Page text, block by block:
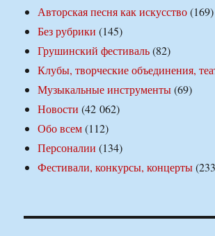
Авторская песня как искусство(169)
Без рубрики (145)
Грушинский фестиваль(82)
Клубы, творческие объединения,
Музыкальные инструменты(69)
Новости (42 062)
Обо всем(112)
Персоналии (134)
Фестивали, конкурсы, концерты